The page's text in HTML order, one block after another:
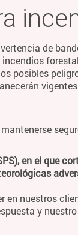
de
posibles
en el que
en nuestros
y